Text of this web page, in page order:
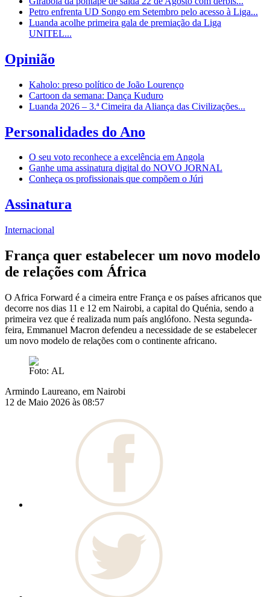
Petro enfrenta UD Songo em Setembro pelo acesso à Liga...
Luanda acolhe primeira gala de premiação da Liga
UNITEL...
Opinião
Kaholo: preso político de João Lourenço
Cartoon da semana: Dança Kuduro
Luanda 2026 – 3.ª Cimeira da Aliança das Civilizações...
Personalidades do Ano
O seu voto reconhece a excelência em Angola
Ganhe uma assinatura digital do NOVO JORNAL
Conheça os profissionais que compõem o Júri
Assinatura
Internacional
França quer estabelecer um novo modelo
de relações com África
O Africa Forward é a cimeira entre França e os países africanos que
decorre nos dias 11 e 12 em Nairobi, a capital do Quénia, sendo a
primeira vez que é realizada num país anglófono. Nesta segunda-
feira, Emmanuel Macron defendeu a necessidade de se estabelecer
um novo modelo de relações com o continente africano.
Foto: AL
Armindo Laureano, em Nairobi
12 de Maio 2026 às 08:57